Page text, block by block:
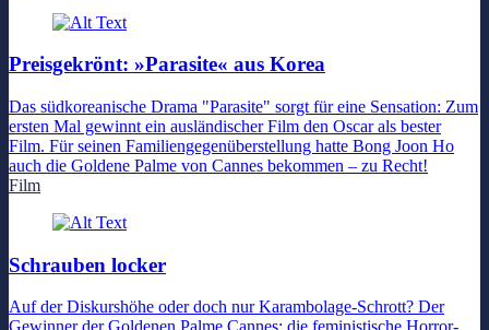
Preisgekrönt: »Parasite« aus Korea
Das südkoreanische Drama "Parasite" sorgt für eine Sensation: Zum
ersten Mal gewinnt ein ausländischer Film den Oscar als bester
Film. Für seinen Familiengegenüberstellung hatte Bong Joon Ho
auch die Goldene Palme von Cannes bekommen – zu Recht!
Film
Schrauben locker
Auf der Diskurshöhe oder doch nur Karambolage-Schrott? Der